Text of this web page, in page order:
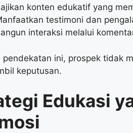
konten edukatif yang
testimoni dan
interaksi melalui
pendekatan ini, prospek tidak
keputusan.
Edukasi